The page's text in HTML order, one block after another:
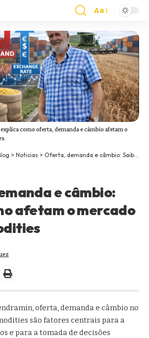
Aa
como oferta, demanda e câmbio afetam o
> Noticias > Oferta, demanda e câmbio: Saiba como afetam o mercado de commodities
e câmbio:
afetam o mercado
oferta, demanda e câmbio no
são fatores centrais para a
e para a tomada de decisões